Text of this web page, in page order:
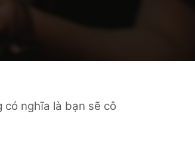
nghĩa là bạn sẽ cô